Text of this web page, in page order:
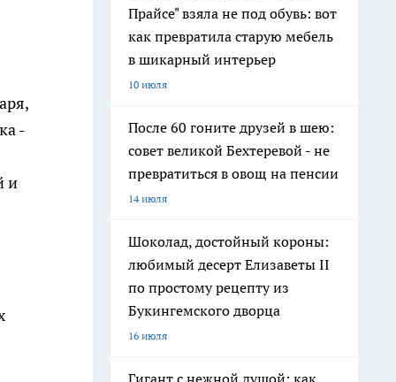
-
и
Прайсе" взяла не под обувь: вот
как превратила старую мебель
в шикарный интерьер
10 июля
После 60 гоните друзей в шею:
совет великой Бехтеревой - не
превратиться в овощ на пенсии
14 июля
Шоколад, достойный короны:
любимый десерт Елизаветы II
по простому рецепту из
Букингемского дворца
16 июля
Гигант с нежной душой: как